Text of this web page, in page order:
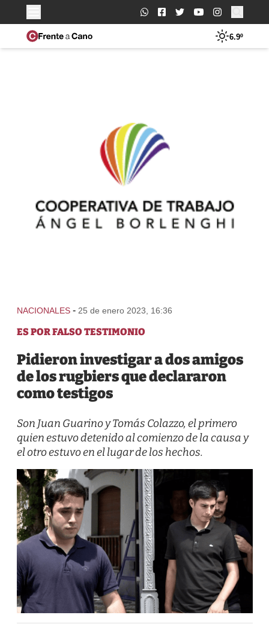
Buscar:
6.9º
NACIONALES - 25 de enero 2023, 16:36
ES POR FALSO TESTIMONIO
Pidieron investigar a dos amigos
de los rugbiers que declararon
como testigos
Son Juan Guarino y Tomás Colazzo, el primero
quien estuvo detenido al comienzo de la causa y
el otro estuvo en el lugar de los hechos.